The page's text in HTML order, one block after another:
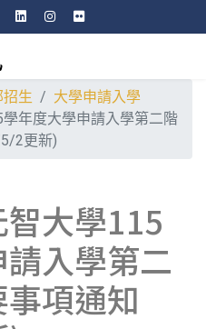
招生
大學申請入學
度大學申請入學第二階
2更新)
學115
入學第二
項通知